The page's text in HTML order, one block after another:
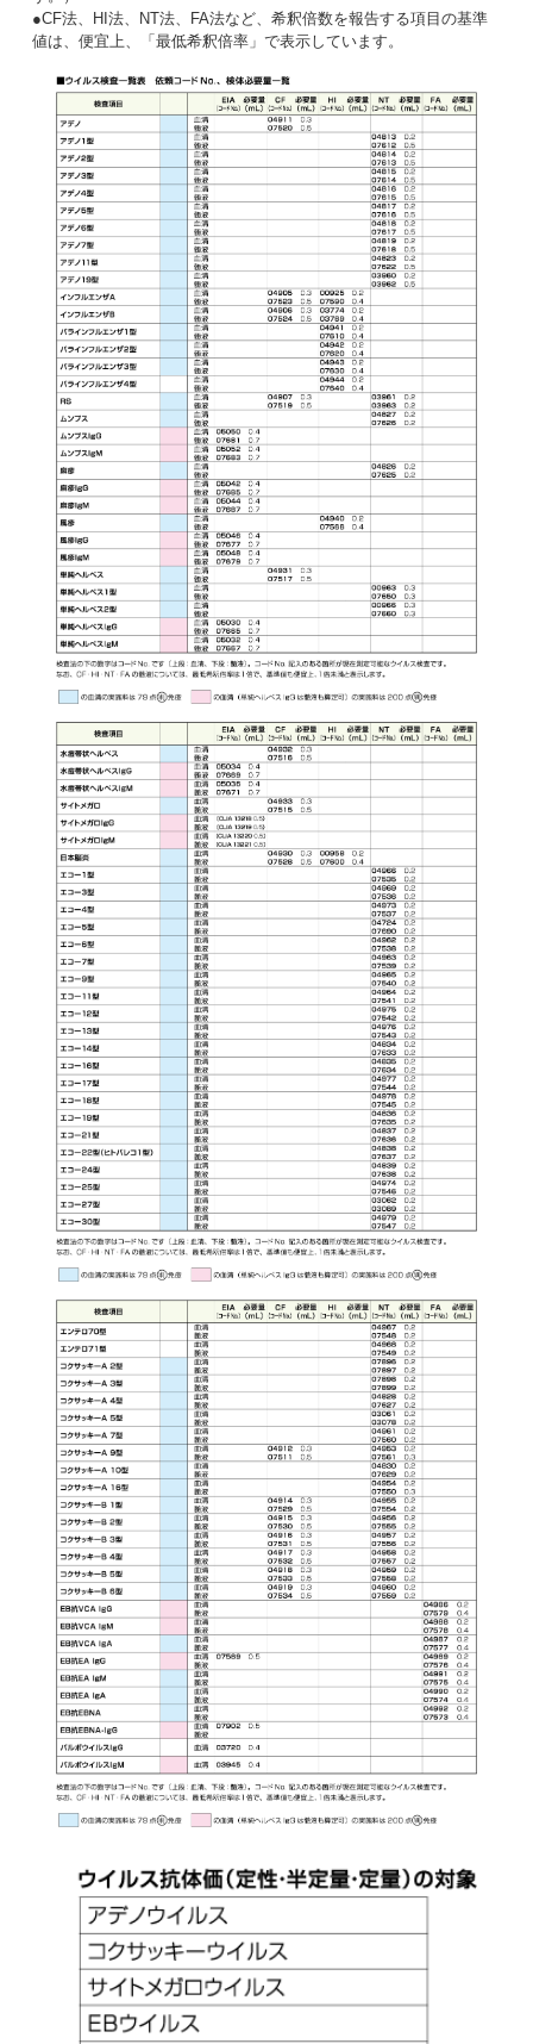
●CF法、HI法、NT法、FA法など、希釈倍数を報告する項目の基準
値は、便宜上、「最低希釈倍率」で表示しています。